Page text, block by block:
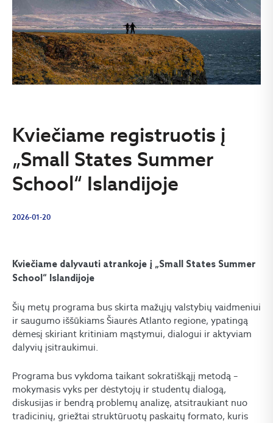
Kviečiame registruotis į
„Small States Summer
School“ Islandijoje
2026-01-20
Kviečiame dalyvauti atrankoje į „Small States Summer
School“ Islandijoje
Šių metų programa bus skirta mažųjų valstybių vaidmeniui
ir saugumo iššūkiams Šiaurės Atlanto regione, ypatingą
dėmesį skiriant kritiniam mąstymui, dialogui ir aktyviam
dalyvių įsitraukimui.
Programa bus vykdoma taikant sokratiškąjį metodą –
mokymasis vyks per dėstytojų ir studentų dialogą,
diskusijas ir bendrą problemų analizę, atsitraukiant nuo
tradicinių, griežtai struktūruotų paskaitų formato, kuris